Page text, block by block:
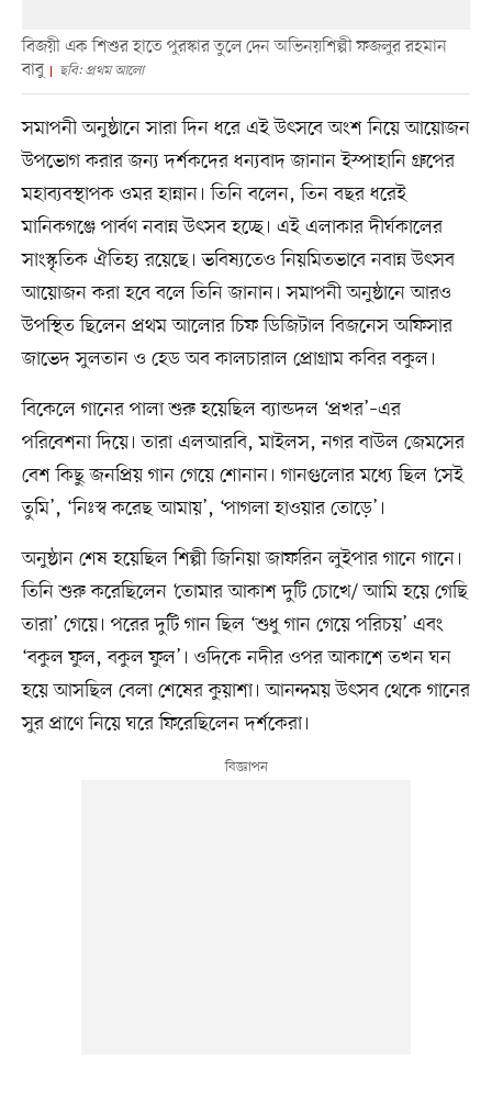
বিজয়ী এক শিশুর হাতে পুরস্কার তুলে দেন অভিনয়শিল্পী ফজলুর রহমান
বাবু
ছবি: প্রথম আলো
সমাপনী অনুষ্ঠানে সারা দিন ধরে এই উৎসবে অংশ নিয়ে আয়োজন
উপভোগ করার জন্য দর্শকদের ধন্যবাদ জানান ইস্পাহানি গ্রুপের
মহাব্যবস্থাপক ওমর হান্নান। তিনি বলেন, তিন বছর ধরেই
মানিকগঞ্জে পার্বণ নবান্ন উৎসব হচ্ছে। এই এলাকার দীর্ঘকালের
সাংস্কৃতিক ঐতিহ্য রয়েছে। ভবিষ্যতেও নিয়মিতভাবে নবান্ন উৎসব
আয়োজন করা হবে বলে তিনি জানান। সমাপনী অনুষ্ঠানে আরও
উপস্থিত ছিলেন প্রথম আলোর চিফ ডিজিটাল বিজনেস অফিসার
জাভেদ সুলতান ও হেড অব কালচারাল প্রোগ্রাম কবির বকুল।
বিকেলে গানের পালা শুরু হয়েছিল ব্যান্ডদল ‘প্রখর’–এর
পরিবেশনা দিয়ে। তারা এলআরবি, মাইলস, নগর বাউল জেমসের
বেশ কিছু জনপ্রিয় গান গেয়ে শোনান। গানগুলোর মধ্যে ছিল ‘সেই
তুমি’, ‘নিঃস্ব করেছ আমায়’, ‘পাগলা হাওয়ার তোড়ে’।
অনুষ্ঠান শেষ হয়েছিল শিল্পী জিনিয়া জাফরিন লুইপার গানে গানে।
তিনি শুরু করেছিলেন ‘তোমার আকাশ দুটি চোখে/ আমি হয়ে গেছি
তারা’ গেয়ে। পরের দুটি গান ছিল ‘শুধু গান গেয়ে পরিচয়’ এবং
‘বকুল ফুল, বকুল ফুল’। ওদিকে নদীর ওপর আকাশে তখন ঘন
হয়ে আসছিল বেলা শেষের কুয়াশা। আনন্দময় উৎসব থেকে গানের
সুর প্রাণে নিয়ে ঘরে ফিরেছিলেন দর্শকেরা।